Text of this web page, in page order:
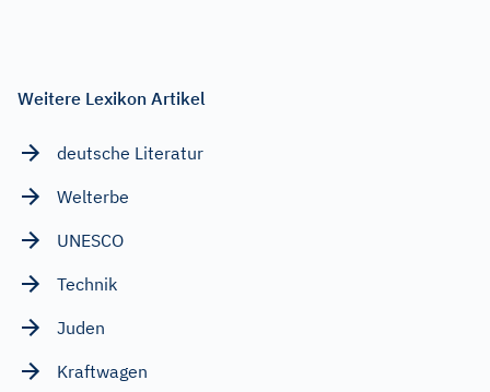
Weitere Lexikon Artikel
deutsche Literatur
Welterbe
UNESCO
Technik
Juden
Kraftwagen